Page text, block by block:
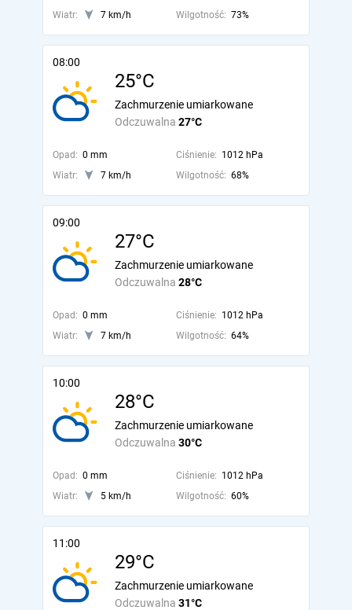
Wiatr: 7 km/h Wilgotność: 73%
08:00
25°C
Odczuwalna 27°C
Zachmurzenie umiarkowane
Opad: 0 mm Ciśnienie: 1012 hPa
Wiatr:
7 km/h Wilgotność: 68%
09:00
27°C
Odczuwalna 28°C
Zachmurzenie umiarkowane
Opad: 0 mm Ciśnienie: 1012 hPa
Wiatr:
7 km/h Wilgotność: 64%
10:00
28°C
Odczuwalna 30°C
Zachmurzenie umiarkowane
Opad: 0 mm Ciśnienie: 1012 hPa
Wiatr:
5 km/h Wilgotność: 60%
11:00
29°C
Odczuwalna 31°C
Zachmurzenie umiarkowane